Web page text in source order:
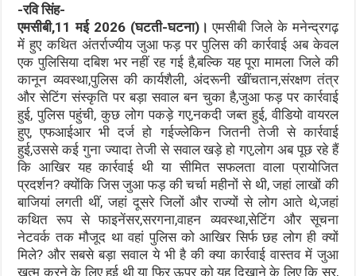
-रवि सिंह-
एमसीबी,11 मई 2026 (घटती-घटना)। एमसीबी जिले के मनेन्द्रगढ़
में हुए कथित अंतर्राज्यीय जुआ फड़ पर पुलिस की कार्रवाई अब केवल
एक पुलिसिया दबिश भर नहीं रह गई है,बल्कि यह पूरा मामला जिले की
कानून व्यवस्था,पुलिस की कार्यशैली, अंदरूनी खींचतान,संरक्षण तंत्र
और सेटिंग संस्कृति पर बड़ा सवाल बन चुका है,जुआ फड़ पर कार्रवाई
हुई, पुलिस पहुंची, कुछ लोग पकड़े गए,नकदी जब्त हुई, वीडियो वायरल
हुए, एफआईआर भी दर्ज हो गईज्लेकिन जितनी तेजी से कार्रवाई
हुई,उससे कई गुना ज्यादा तेजी से सवाल खड़े हो गए,लोग अब पूछ रहे हैं
कि आखिर यह कार्रवाई थी या सीमित सफलता वाला प्रायोजित
प्रदर्शन? क्योंकि जिस जुआ फड़ की चर्चा महीनों से थी, जहां लाखों की
बाजियां लगती थीं, जहां दूसरे जिलों और राज्यों से लोग आते थे,जहां
कथित रूप से फाइनेंसर,सरगना,वाहन व्यवस्था,सेटिंग और सूचना
नेटवर्क तक मौजूद था वहां पुलिस को आखिर सिर्फ छह लोग ही क्यों
मिले? और सबसे बड़ा सवाल ये भी है की क्या कार्रवाई वास्तव में जुआ
खत्म करने के लिए हुई थी या फिर ऊपर को यह दिखाने के लिए कि सर,